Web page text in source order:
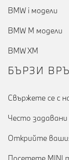
BMW i модели
BMW M модели
BMW XM
БЪРЗИ
Cвържете се с
Често задавани
Открийте
Посетете MINI